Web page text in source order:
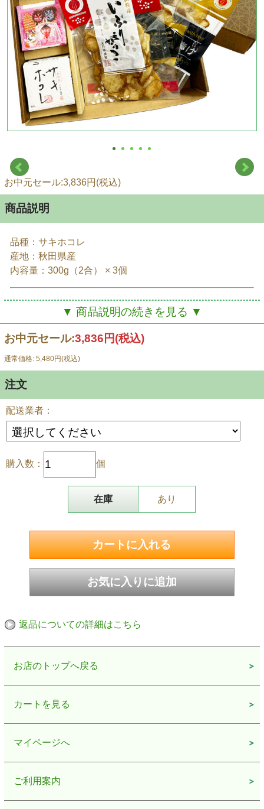
お中元セール:3,836円(税込)
商品説明
品種：サキホコレ
産地：秋田県産
内容量：300g（2合） × 3個
品種：稲庭うどん
内容量：600g
品種：いぶりがっこ
用）140g」、まこと農産 秋田市雄和 「いぶりビール
がっこ」140g
サキホコレはキューブ型の真空パックの個包装で、開封
秋田県を代表する名産品の「稲庭うどん」。
手延べ製法による秋田県南部発祥の干しうどんは平らな
細麺で絹のような滑らかな口当たり、しっかりとしたコ
シと喉越しのよさが特徴です。乾麺のため長期の保存も
可能です。
「いぶりがっこ」につきましては、風味、薫煙の香り、
お供に合う「いぶりがっこ」を探し県内を隈なく食べ歩
秋田の魅力をぎゅっと詰め合わせたセットとなっており
ます。
もちろん、ご自宅用にもおススメです！
▼ 商品説明の続きを見る ▼
お中元セール:3,836円(税込)
通常価格: 5,480円(税込)
注文
配送業者：
購入数： 個
在庫 あり
返品についての詳細はこちら
お店のトップへ戻る
カートを見る
マイページへ
ご利用案内